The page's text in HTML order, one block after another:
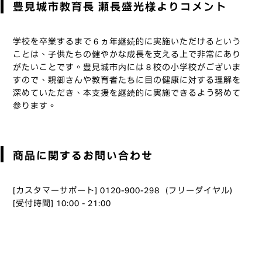
豊見城市教育長 瀬長盛光様よりコメント
学校を卒業するまで６ヵ年継続的に実施いただけるという
ことは、子供たちの健やかな成長を支える上で非常にあり
がたいことです。豊見城市内には８校の小学校がございま
すので、親御さんや教育者たちに目の健康に対する理解を
深めていただき、本支援を継続的に実施できるよう努めて
参ります。
商品に関するお問い合わせ
[カスタマーサポート] 0120-900-298（フリーダイヤル）
[受付時間] 10:00 - 21:00